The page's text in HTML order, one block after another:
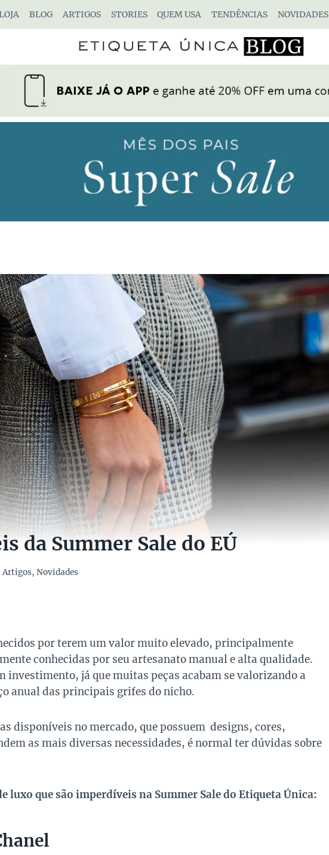
BLOG ARTIGOS STORIES QUEM USA TENDÊNCIAS NOVIDADES
da Summer Sale do EÚ
Artigos,Novidades
por terem um valor muito elevado, principalmente
conhecidas por seu artesanato manual e alta qualidade.
investimento, já que muitas peças acabam se valorizando a
anual das principais grifes do nicho.
disponíveis no mercado, que possuem designs, cores,
as mais diversas necessidades, é normal ter dúvidas sobre
luxo que são imperdíveis na Summer Sale do Etiqueta Única: